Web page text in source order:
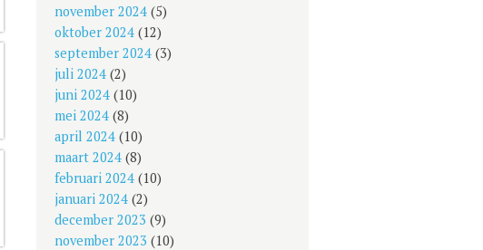
november 2024 (5)
oktober 2024 (12)
september 2024 (3)
juli 2024 (2)
juni 2024 (10)
mei 2024 (8)
april 2024 (10)
maart 2024 (8)
februari 2024 (10)
januari 2024 (2)
december 2023 (9)
november 2023 (10)